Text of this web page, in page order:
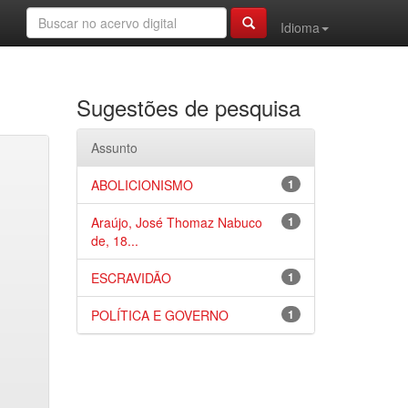
Idioma
Sugestões de pesquisa
Assunto
1
ABOLICIONISMO
1
Araújo, José Thomaz Nabuco
de, 18...
1
ESCRAVIDÃO
1
POLÍTICA E GOVERNO